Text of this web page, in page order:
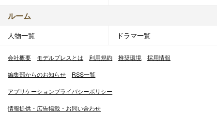
ルーム
人物一覧 ドラマ一覧
会社概要 モデルプレスとは 利用規約 推奨環境 採用情報
編集部からのお知らせ RSS一覧
アプリケーションプライバシーポリシー
情報提供・広告掲載・お問い合わせ